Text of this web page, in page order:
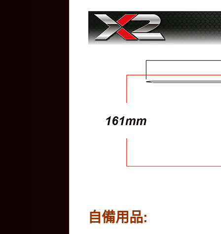
自備用品: